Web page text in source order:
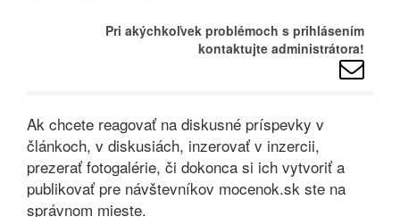
Pri akýchkoľvek problémoch s prihlásením
kontaktujte administrátora!
Ak chcete reagovať na diskusné príspevky v
článkoch, v diskusiách, inzerovať v inzercii,
prezerať fotogalérie, či dokonca si ich vytvoriť a
publikovať pre návštevníkov mocenok.sk ste na
správnom mieste.